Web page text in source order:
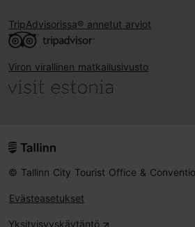
TripAdvisorissa® annetut arviot
Viron virallinen matkailusivusto
© Tallinn City Tourist Office &
Evästeasetukset
Yksityisyyskäytäntö